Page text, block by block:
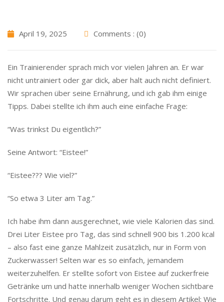
April 19, 2025 Comments : (0)
Ein Trainierender sprach mich vor vielen Jahren an. Er war
nicht untrainiert oder gar dick, aber halt auch nicht definiert.
Wir sprachen über seine Ernährung, und ich gab ihm einige
Tipps. Dabei stellte ich ihm auch eine einfache Frage:
“Was trinkst Du eigentlich?”
Seine Antwort: “Eistee!”
“Eistee??? Wie viel?”
“So etwa 3 Liter am Tag.”
Ich habe ihm dann ausgerechnet, wie viele Kalorien das sind.
Drei Liter Eistee pro Tag, das sind schnell 900 bis 1.200 kcal
– also fast eine ganze Mahlzeit zusätzlich, nur in Form von
Zuckerwasser! Selten war es so einfach, jemandem
weiterzuhelfen. Er stellte sofort von Eistee auf zuckerfreie
Getränke um und hatte innerhalb weniger Wochen sichtbare
Fortschritte. Und genau darum geht es in diesem Artikel: Wie